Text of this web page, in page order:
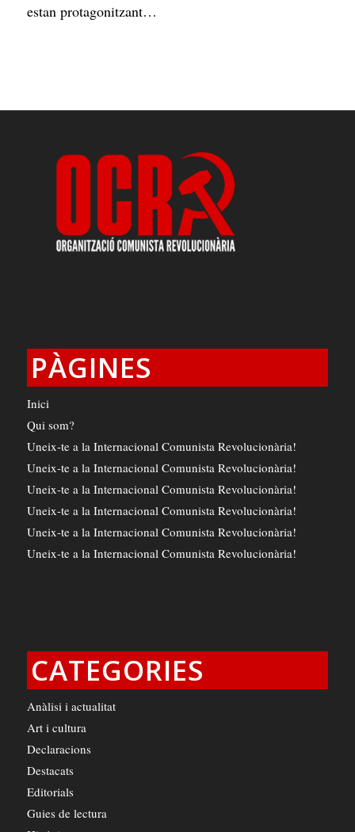
estan protagonitzant…
PÀGINES
Inici
Qui som?
Uneix-te a la Internacional Comunista Revolucionària!
Uneix-te a la Internacional Comunista Revolucionària!
Uneix-te a la Internacional Comunista Revolucionària!
Uneix-te a la Internacional Comunista Revolucionària!
Uneix-te a la Internacional Comunista Revolucionària!
Uneix-te a la Internacional Comunista Revolucionària!
CATEGORIES
Anàlisi i actualitat
Art i cultura
Declaracions
Destacats
Editorials
Guies de lectura